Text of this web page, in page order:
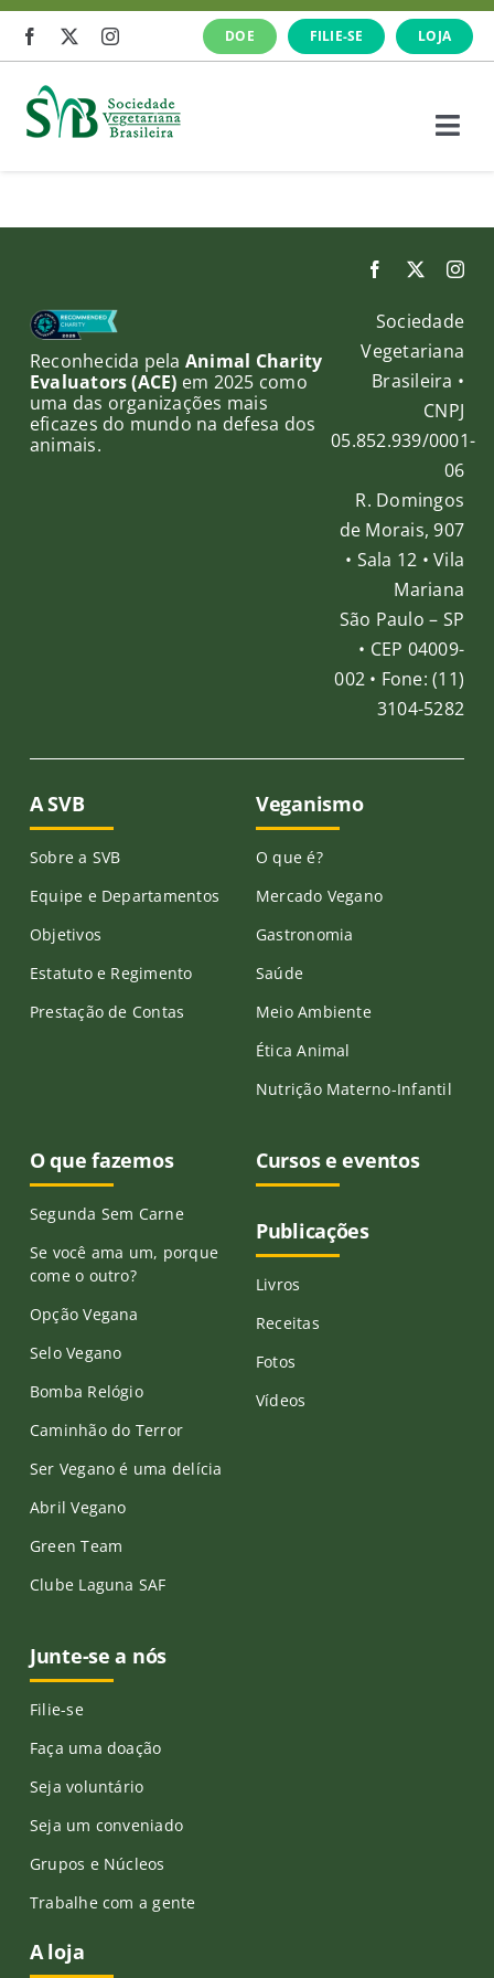
Ir
para
conteúdo
DOE FILIE-SE LOJA
O que fazemos
Cursos e Eventos
Reconhecida pela Animal Charity
Evaluators (ACE) em 2025 como
uma das organizações mais
eficazes do mundo na defesa dos
animais.
Sociedade
Vegetariana
Brasileira •
CNPJ
05.852.939/0001-
06
R. Domingos
de Morais, 907
• Sala 12 • Vila
Mariana
São Paulo – SP
• CEP 04009-
002 • Fone: (11)
3104-5282
A SVB
Sobre a SVB
Equipe e Departamentos
Objetivos
Estatuto e Regimento
Prestação de Contas
Veganismo
O que é?
Mercado Vegano
Gastronomia
Saúde
Meio Ambiente
Ética Animal
Nutrição Materno-Infantil
O que fazemos
Segunda Sem Carne
Se você ama um, porque
come o outro?
Opção Vegana
Selo Vegano
Bomba Relógio
Caminhão do Terror
Ser Vegano é uma delícia
Abril Vegano
Green Team
Clube Laguna SAF
Cursos e eventos
Publicações
Livros
Receitas
Fotos
Vídeos
Junte-se a nós
Filie-se
Faça uma doação
Seja voluntário
Seja um conveniado
Grupos e Núcleos
Trabalhe com a gente
A loja